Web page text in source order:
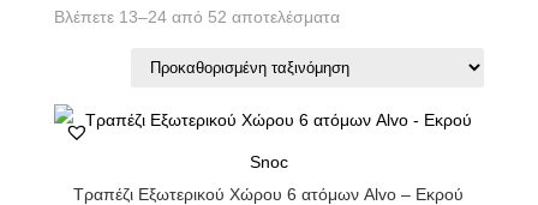
Βλέπετε 13–24 από 52 αποτελέσματα
Snoc
Τραπέζι Εξωτερικού Χώρου 6 ατόμων Alvo – Εκρού